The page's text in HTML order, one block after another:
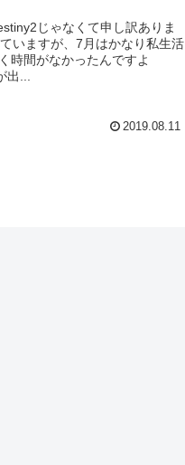
じゃなくて申し訳ありま
いますが、7月はかなり私生活
時間がなかったんですよ
...
2019.08.11